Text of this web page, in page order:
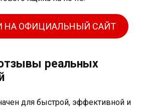
НА ОФИЦИАЛЬНЫЙ САЙТ
реальных
для быстрой, эффективной и